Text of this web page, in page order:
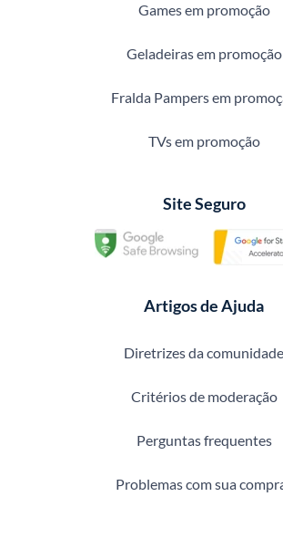
Games em promoção
Geladeiras em promoção
Fralda Pampers em
TVs em promoção
Site Seguro
Artigos de Ajuda
Diretrizes da comunidade
Critérios de moderação
Perguntas frequentes
Problemas com sua